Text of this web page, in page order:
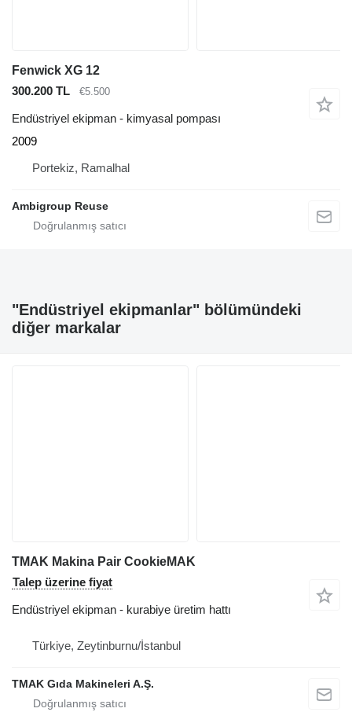
Fenwick XG 12
300.200 TL
€5.500
Endüstriyel ekipman - kimyasal pompası
2009
Portekiz, Ramalhal
Ambigroup Reuse
"Endüstriyel ekipmanlar" bölümündeki
diğer markalar
TMAK Makina Pair CookieMAK
Talep üzerine fiyat
Endüstriyel ekipman - kurabiye üretim hattı
Türkiye, Zeytinburnu/İstanbul
TMAK Gıda Makineleri A.Ş.